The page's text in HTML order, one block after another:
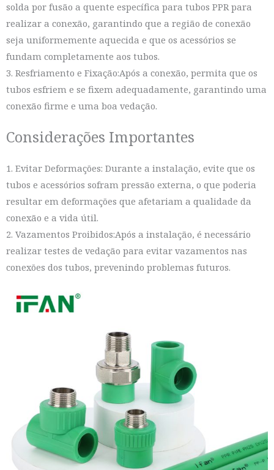
solda por fusão a quente específica para tubos PPR para
realizar a conexão, garantindo que a região de conexão
seja uniformemente aquecida e que os acessórios se
fundam completamente aos tubos.
3. Resfriamento e Fixação:Após a conexão, permita que os
tubos esfriem e se fixem adequadamente, garantindo uma
conexão firme e uma boa vedação.
Considerações Importantes
1. Evitar Deformações: Durante a instalação, evite que os
tubos e acessórios sofram pressão externa, o que poderia
resultar em deformações que afetariam a qualidade da
conexão e a vida útil.
2. Vazamentos Proibidos:Após a instalação, é necessário
realizar testes de vedação para evitar vazamentos nas
conexões dos tubos, prevenindo problemas futuros.